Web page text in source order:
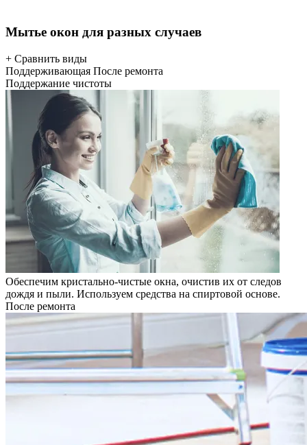
Мытье окон для разных случаев
+ Сравнить виды
Поддерживающая После ремонта
Поддержание чистоты
Обеспечим кристально-чистые окна, очистив их от следов
дождя и пыли. Используем средства на спиртовой основе.
После ремонта